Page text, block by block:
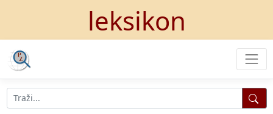
leksikon